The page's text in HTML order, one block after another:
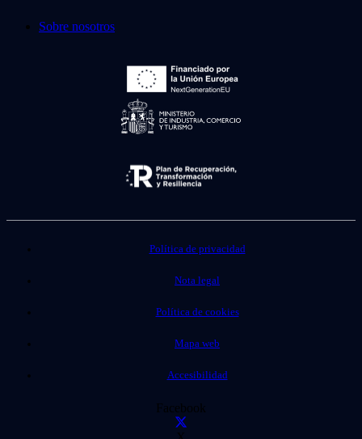
Sobre nosotros
Política de privacidad
Nota legal
Política de cookies
Mapa web
Accesibilidad
Facebook